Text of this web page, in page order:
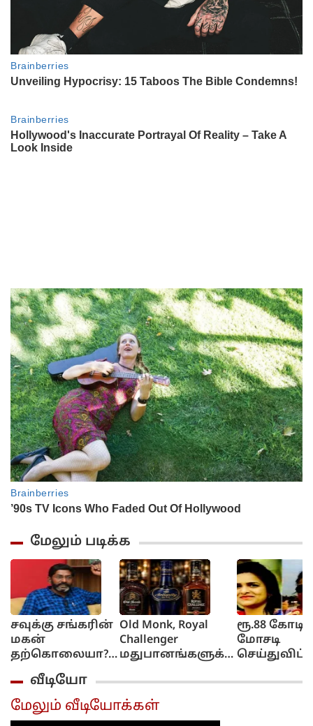
மேலும் படிக்க
சவுக்கு சங்கரின்
மகன்
தற்கொலையா?....
நெட்டிசன்கள்
ஷாக்!...
Old Monk, Royal
Challenger
மதுபானங்களுக்கு
உணவு பாதுகாப்பு
ஆணையம்
அதிரடி.
ரூ.88 கோடி
மோசடி
வீடியோ
மேலும் வீடியோக்கள்